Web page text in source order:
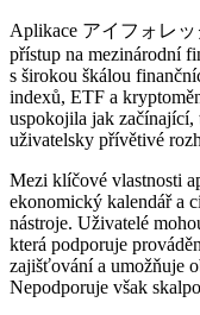
Aplikace アイフォレッ
přístup na mezinárodní
s širokou škálou
indexů, ETF a
uspokojila jak začínající,
uživatelsky přívětivé
Mezi klíčové vlastnosti
ekonomický kalendář a
nástroje. Uživatelé
která podporuje
zajišťování a umožňuje
Nepodporuje však